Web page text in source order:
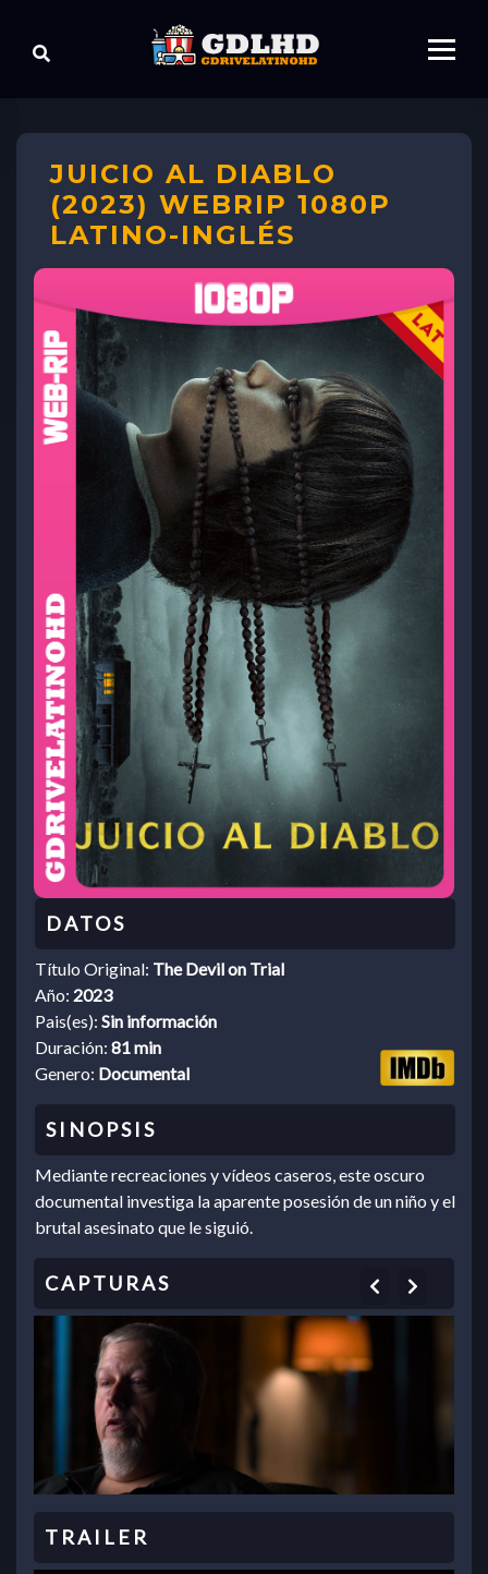
JUICIO AL DIABLO
(2023) WEBRIP 1080P
LATINO-INGLÉS
Título Original: The Devil on Trial
Año: 2023
Pais(es): Sin información
Duración: 81 min
Genero: Documental
Mediante recreaciones y vídeos caseros, este oscuro
documental investiga la aparente posesión de un niño y el
brutal asesinato que le siguió.
Previous